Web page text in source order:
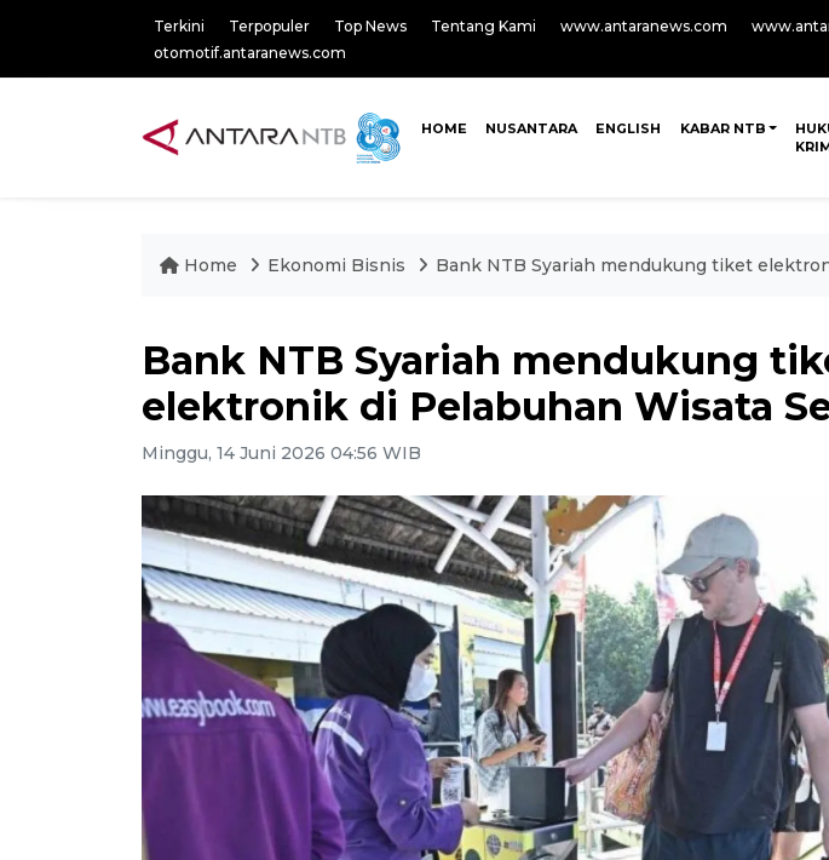
Terkini Terpopuler Top News Tentang Kami www.antaranews.com
otomotif.antaranews.com
HOME NUSANTARA ENGLISH KABAR NTB
Home Ekonomi Bisnis Bank NTB Syariah mendukung tiket
Bank NTB Syariah mendukung
elektronik di Pelabuhan Wisata
Minggu, 14 Juni 2026 04:56 WIB